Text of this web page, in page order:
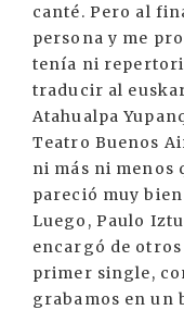
canté. Pero al
persona y me
tenía ni
traducir al
Atahualpa
Teatro Buenos
ni más ni menos
pareció muy
Luego, Paulo
encargó de otros
primer single,
grabamos en un